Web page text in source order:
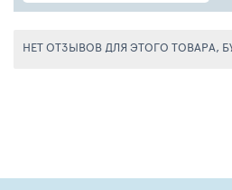
НЕТ ОТЗЫВОВ ДЛЯ ЭТОГО ТОВАРА,